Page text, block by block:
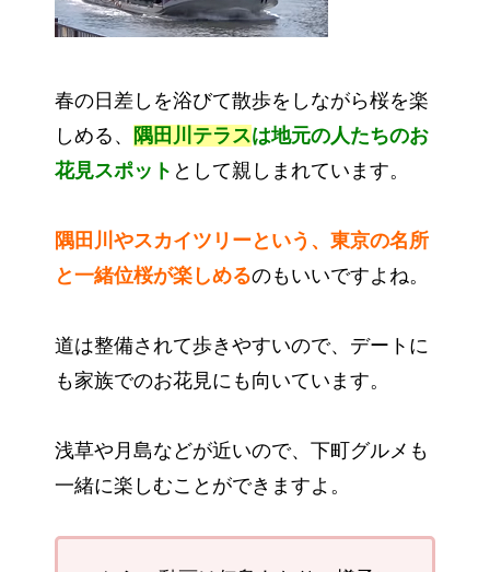
春の日差しを浴びて散歩をしながら桜を楽
しめる、
隅田川テラスは地元の人たちのお
花見スポット として親しまれています。
隅田川やスカイツリーという、東京の名所
と一緒位桜が楽しめるのもいいですよね。
道は整備されて歩きやすいので、デートに
も家族でのお花見にも向いています。
浅草や月島などが近いので、下町グルメも
一緒に楽しむことができますよ。